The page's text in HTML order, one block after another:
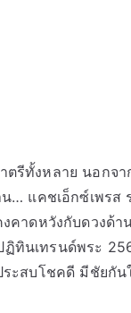
ตรีทั้งหลาย นอกจา
… แคชเอ็กซ์เพรส
คาดหวังกับดวงด้า
ทินเทรนด์พระ
ระสบโชคดี มีชัยกัน